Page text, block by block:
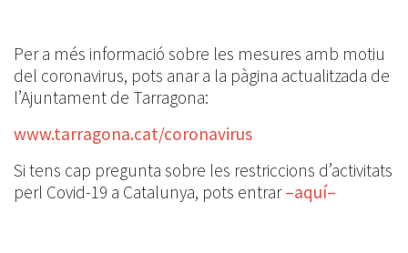
Per a més informació sobre les mesures amb motiu
del coronavirus, pots anar a la pàgina actualitzada de
l’Ajuntament de Tarragona:
www.tarragona.cat/coronavirus
Si tens cap pregunta sobre les restriccions d’activitats
perl Covid-19 a Catalunya, pots entrar–aquí–